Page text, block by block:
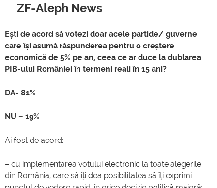
ZF-Aleph News
Ești de acord să votezi doar acele partide/ guverne
care își asumă răspunderea pentru o creștere
economică de 5% pe an, ceea ce ar duce la dublarea
PIB-ului României în termeni reali în 15 ani?
DA- 81%
NU – 19%
Ai fost de acord:
– cu implementarea votului electronic la toate alegerile
din România, care să îți dea posibilitatea să îți exprimi